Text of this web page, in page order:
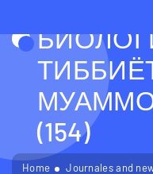
(154)
Home
Journales and